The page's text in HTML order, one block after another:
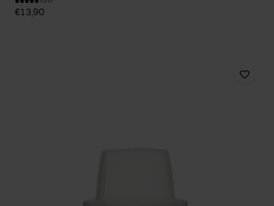
5.0 (1)
€13,90